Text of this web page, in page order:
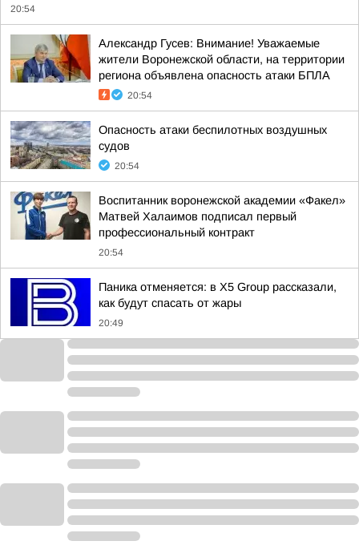
20:54
Александр Гусев: Внимание! Уважаемые
жители Воронежской области, на территории
региона объявлена опасность атаки БПЛА
20:54
Опасность атаки беспилотных воздушных
судов
20:54
Воспитанник воронежской академии «Факел»
Матвей Халаимов подписал первый
профессиональный контракт
20:54
Паника отменяется: в X5 Group рассказали,
как будут спасать от жары
20:49